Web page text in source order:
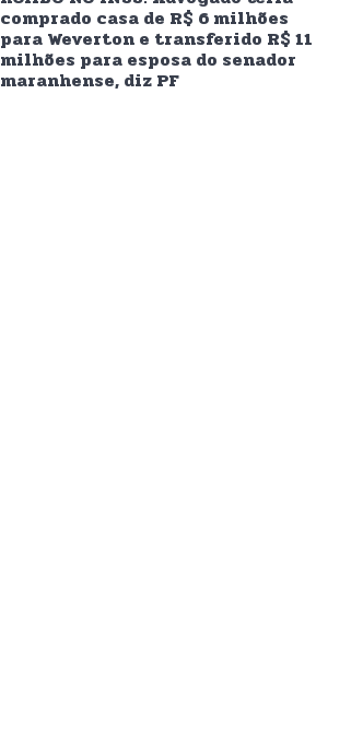
comprado casa de R$ 6 milhões
para Weverton e transferido R$ 11
milhões para esposa do senador
maranhense, diz PF